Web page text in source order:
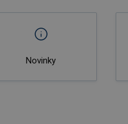
Novinky